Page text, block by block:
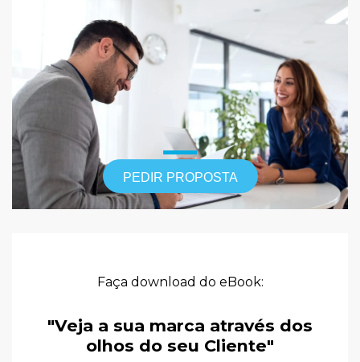
PEDIR PROPOSTA
Faça download do eBook:
"Veja a sua marca através dos
olhos do seu Cliente"